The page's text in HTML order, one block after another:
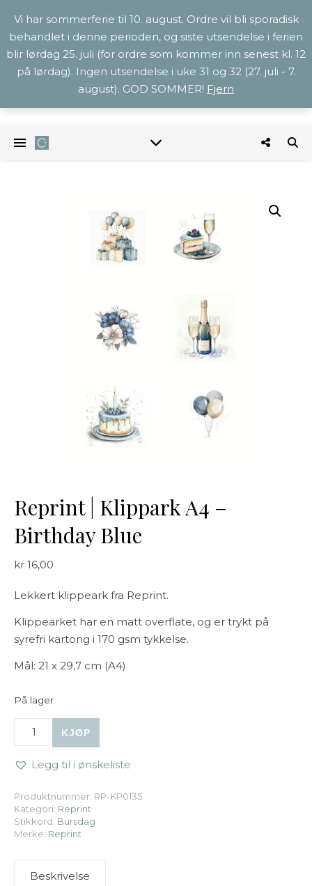
Reprint | Klippark A4 –
Birthday Blue
kr 16,00
Lekkert klippeark fra Reprint.
Klippearket har en matt overflate, og er trykt på
syrefri kartong i 170 gsm tykkelse.
Mål: 21 x 29,7 cm (A4)
På lager
KJØP
Legg til i ønskeliste
Produktnummer: RP-KP0135
Kategori: Reprint
Stikkord: Bursdag
Merke: Reprint
Beskrivelse
Vi har sommerferie til 10. august. Ordre vil bli sporadisk
behandlet i denne perioden, og siste utsendelse i ferien
blir lørdag 25. juli (for ordre som kommer inn senest kl. 12
på lørdag). Ingen utsendelse i uke 31 og 32 (27. juli - 7.
august). GOD SOMMER! Fjern